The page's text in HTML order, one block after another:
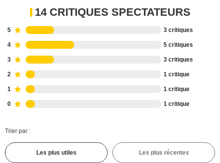
14 CRITIQUES SPECTATEURS
5 3 critiques
4 5 critiques
3 3 critiques
2 1 critique
1 1 critique
0 1 critique
Trier par :
Les plus utiles Les plus récentes